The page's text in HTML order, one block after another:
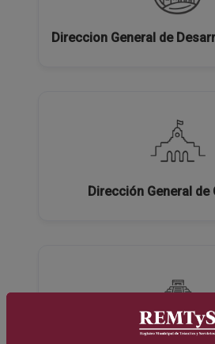
Direccion General de
Dirección General de